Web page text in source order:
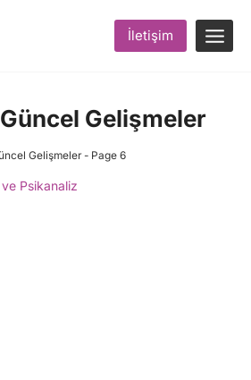
İletişim
Gelişmeler
Gelişmeler- Page 6